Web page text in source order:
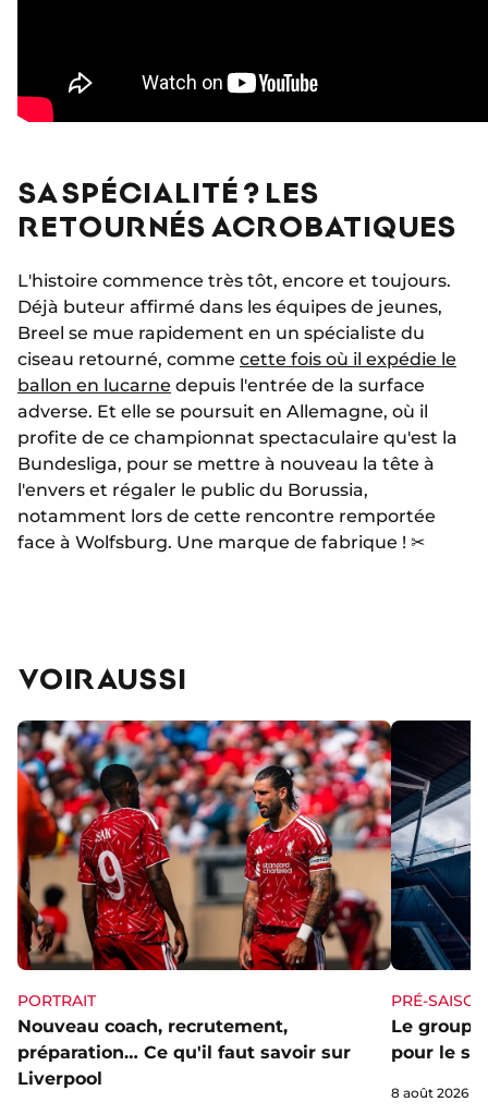
SA SPÉCIALITÉ ? LES
RETOURNÉS ACROBATIQUES
L'histoire commence très tôt, encore et toujours.
Déjà buteur affirmé dans les équipes de jeunes,
Breel se mue rapidement en un spécialiste du
ciseau retourné, comme cette fois où il expédie le
ballon en lucarne depuis l'entrée de la surface
adverse. Et elle se poursuit en Allemagne, où il
profite de ce championnat spectaculaire qu'est la
Bundesliga, pour se mettre à nouveau la tête à
l'envers et régaler le public du Borussia,
notamment lors de cette rencontre remportée
face à Wolfsburg. Une marque de fabrique ! ✂
VOIR AUSSI
PORTRAIT
Nouveau coach, recrutement,
préparation… Ce qu'il faut savoir sur
Liverpool
PRÉ-SAISON
Le groupe
pour le
8 août 2026